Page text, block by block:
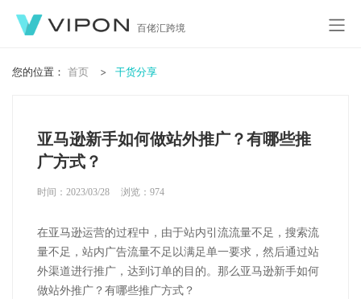
百佬汇跨境
您的位置： 首页 干货分享
亚马逊新手如何做站外推广？有哪些推
广方式？
时间：2023/03/28 浏览： 974
在亚马逊运营的过程中，由于站内引流流量不足，搜索流
量不足，站内广告流量不足以满足单一要求，然后通过站
外渠道进行推广，达到订单的目的。那么亚马逊新手如何
做站外推广？有哪些推广方式？